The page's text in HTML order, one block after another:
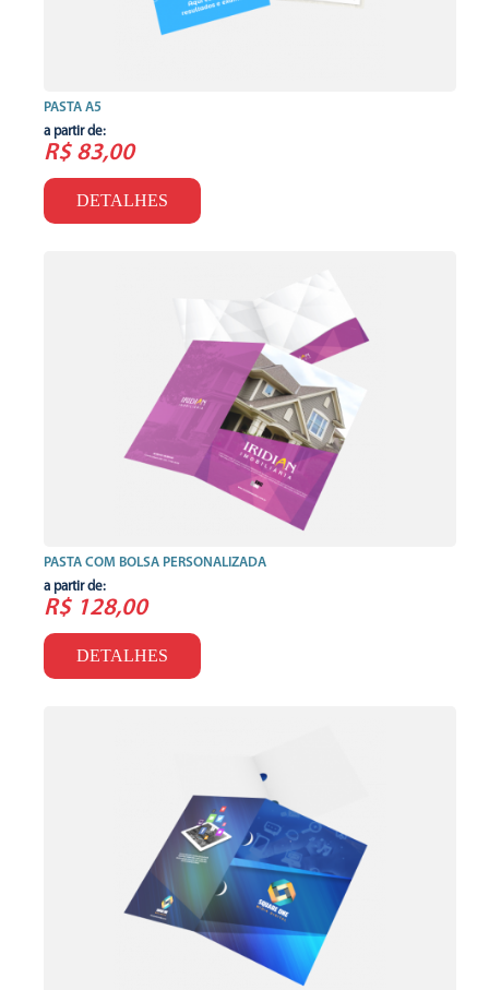
PASTA A5
a partir de:
R$ 83,00
DETALHES
PASTA COM BOLSA PERSONALIZADA
a partir de:
R$ 128,00
DETALHES